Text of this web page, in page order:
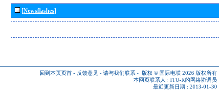
[Newsflashes]
回到本页页首 - 反馈意见 - 请与我们联系 - 版权 © 国际电联 2026 版权所有
本网页联系人 : ITU-R的网络协调员
最近更新日期 : 2013-01-30